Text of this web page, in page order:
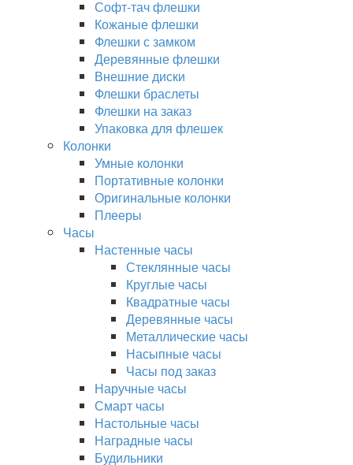
Софт-тач флешки
Кожаные флешки
Флешки с замком
Деревянные флешки
Внешние диски
Флешки браслеты
Флешки на заказ
Упаковка для флешек
Колонки
Умные колонки
Портативные колонки
Оригинальные колонки
Плееры
Часы
Настенные часы
Стеклянные часы
Круглые часы
Квадратные часы
Деревянные часы
Металлические часы
Насыпные часы
Часы под заказ
Наручные часы
Смарт часы
Настольные часы
Наградные часы
Будильники